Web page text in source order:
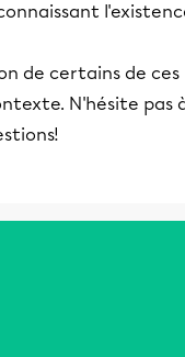
de certains de ces
N'hésite pas